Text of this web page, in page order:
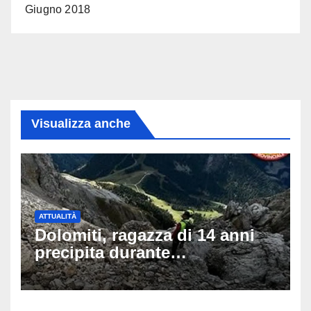
Giugno 2018
Visualizza anche
ATTUALITÀ
Dolomiti, ragazza di 14 anni
precipita durante
un’escursione: tragedia sul
Latemar davanti alla famiglia